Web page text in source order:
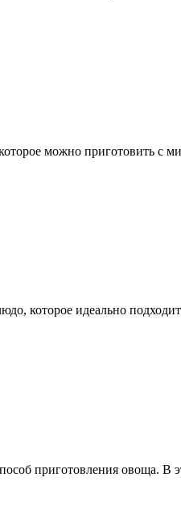
можно приготовить с
которое идеально
приготовления овоща. В